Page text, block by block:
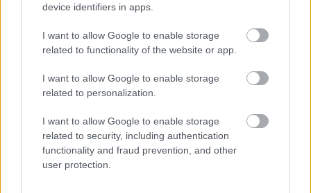
device identifiers in apps.
I want to allow Google to enable storage
related to functionality of the website or app.
I want to allow Google to enable storage
related to personalization.
I want to allow Google to enable storage
related to security, including authentication
functionality and fraud prevention, and other
user protection.